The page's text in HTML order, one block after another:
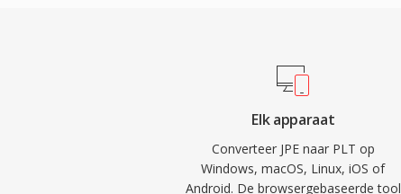
Elk apparaat
Converteer JPE naar PLT op
Windows, macOS, Linux, iOS of
Android. De browsergebaseerde tool